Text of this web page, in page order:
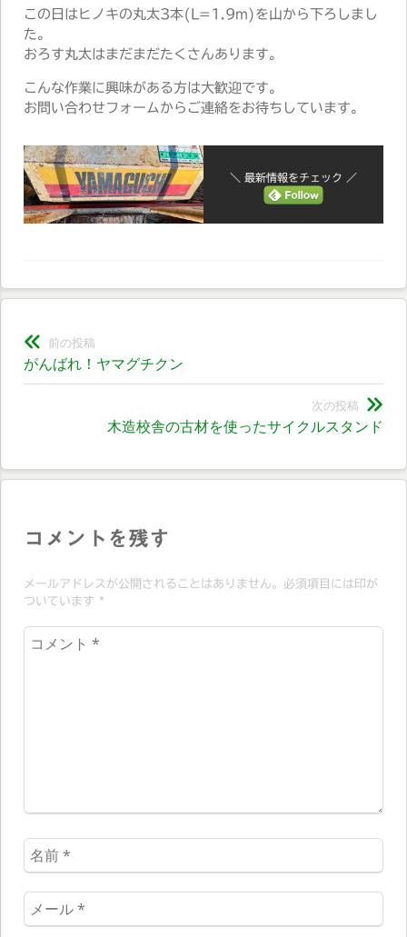
この日はヒノキの丸太3本(L=1.9m)を山から下ろしまし
た。
おろす丸太はまだまだたくさんあります。
こんな作業に興味がある方は大歓迎です。
お問い合わせフォームからご連絡をお待ちしています。
＼ 最新情報をチェック ／
投
稿
ゲ
シ
ョ
ン
前の投稿
前
の
がんばれ！ヤマグチクン
次の投稿
投
木造校舎の古材を使ったサイクルスタンド
コメントを残す
メールアドレスが公開されることはありません。必須項目には印が
ついています *
コ
名
前
*
メ
ー